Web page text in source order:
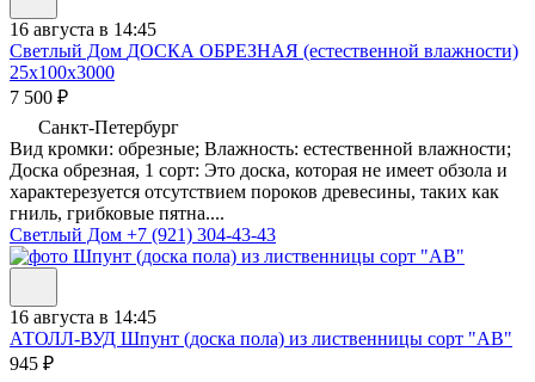
16 августа в 14:45
Светлый Дом ДОСКА ОБРЕЗНАЯ (естественной влажности)
25х100х3000
7 500 ₽
Санкт-Петербург
Вид кромки: обрезные; Влажность: естественной влажности;
Доска обрезная, 1 сорт: Это доска, которая не имеет обзола и
характерезуется отсутствием пороков древесины, таких как
гниль, грибковые пятна....
Светлый Дом +7 (921) 304-43-43
16 августа в 14:45
АТОЛЛ-ВУД Шпунт (доска пола) из лиственницы сорт "АВ"
945 ₽